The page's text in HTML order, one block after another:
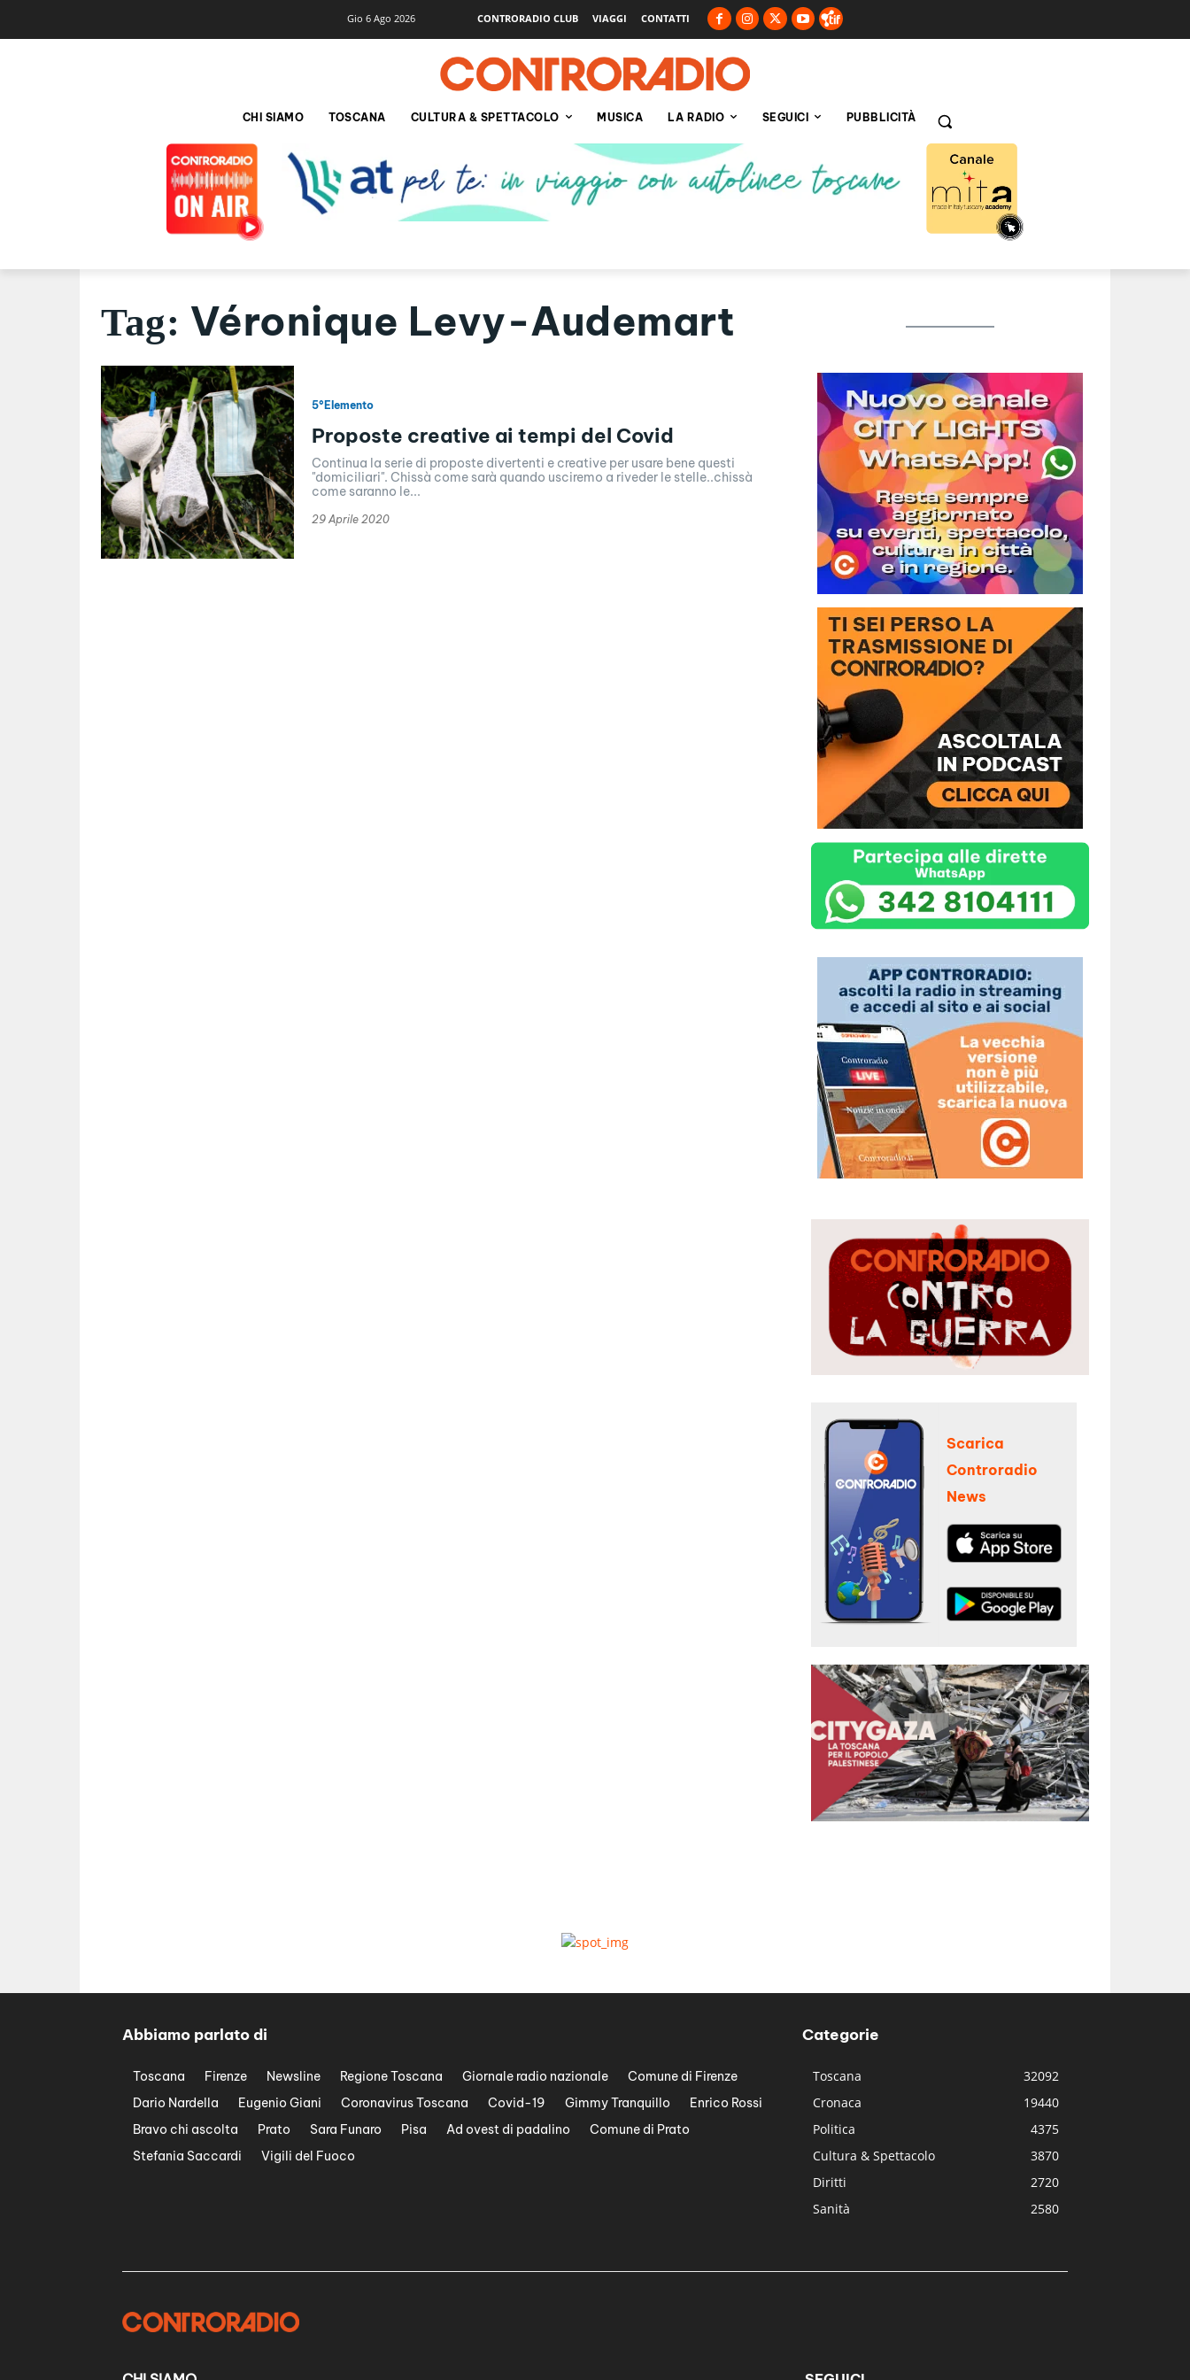
Gio 6 Ago 2026 CONTRORADIO CLUB VIAGGI CONTATTI
CHI SIAMO TOSCANA CULTURA & SPETTACOLO MUSICA LA RADIO SEGUICI PUBBLICITÀ
Tag: Véronique Levy-Audemart
5°Elemento
Proposte creative ai tempi del Covid
Continua la serie di proposte divertenti e creative per usare bene questi
"domiciliari". Chissà come sarà quando usciremo a riveder le stelle..chissà
come saranno le...
29 Aprile 2020
Scarica
Controradio
News
Abbiamo parlato di
Toscana Firenze Newsline Regione Toscana Giornale radio nazionale
Comune di Firenze
Dario Nardella
Eugenio Giani Coronavirus Toscana Covid-19 Gimmy Tranquillo
Enrico Rossi
Bravo chi ascolta
Prato Sara Funaro Pisa Ad ovest di padalino
Comune di Prato
Stefania Saccardi
Vigili del Fuoco
Categorie
Toscana
32092
Cronaca
19440
Politica
4375
Cultura & Spettacolo
3870
Diritti
2720
Sanità
2580